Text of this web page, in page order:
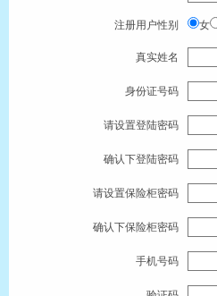
注册用户性别 女
真实姓名
身份证号码
请设置登陆密码
确认下登陆密码
请设置保险柜密码
确认下保险柜密码
手机号码